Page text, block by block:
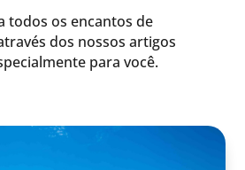
todos os encantos de
dos nossos artigos
para você.